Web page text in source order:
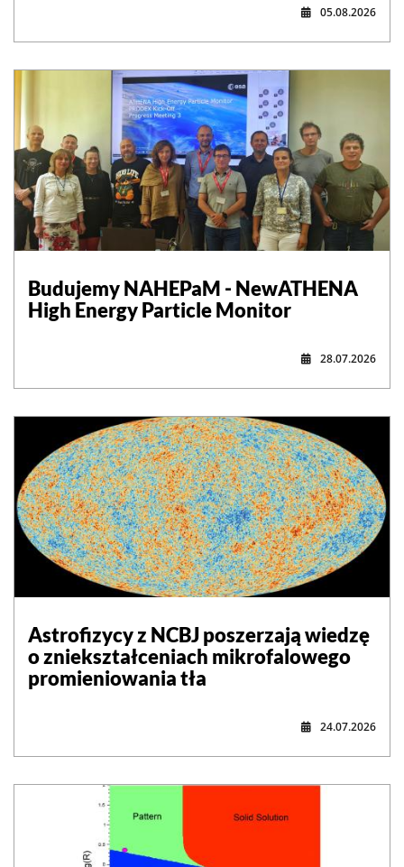
05.08.2026
Budujemy NAHEPaM - NewATHENA
High Energy Particle Monitor
28.07.2026
Astrofizycy z NCBJ poszerzają wiedzę
o zniekształceniach mikrofalowego
promieniowania tła
24.07.2026